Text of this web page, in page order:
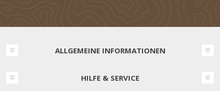
ALLGEMEINE INFORMATIONEN
HILFE & SERVICE